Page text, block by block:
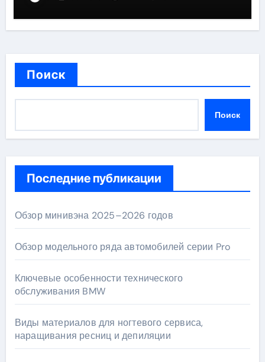
Поиск
Поиск
Последние публикации
Обзор минивэна 2025–2026 годов
Обзор модельного ряда автомобилей серии Pro
Ключевые особенности технического
обслуживания BMW
Виды материалов для ногтевого сервиса,
наращивания ресниц и депиляции